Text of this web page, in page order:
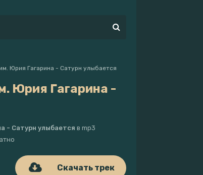
Юрия Гагарина - Сатурн улыбается
Юрия Гагарина -
- Сатурн улыбается в mp3
Скачать трек